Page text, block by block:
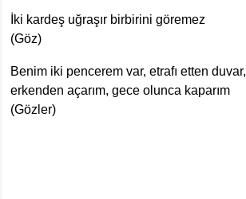
İki kardeş uğraşır birbirini göremez
(Göz)
Benim iki pencerem var, etrafı etten
erkenden açarım, gece olunca kaparım
(Gözler)